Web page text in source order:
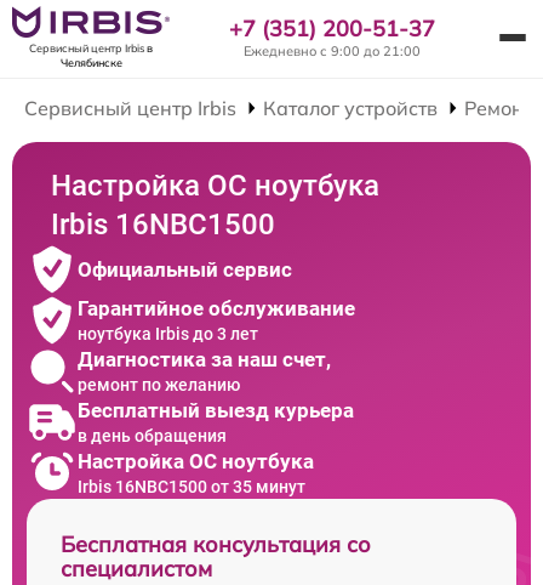
Сервисный центр Irbisв
Челябинске
+7 (351) 200-51-37
Ежедневно с 9:00 до 21:00
Сервисный центр Irbis Каталог устройств Ремонт
Настройка ОС ноутбука
Irbis 16NBC1500
Официальный сервис
Гарантийное обслуживание
ноутбука Irbis до 3 лет
Диагностика за наш счет,
ремонт по желанию
Бесплатный выезд курьера
в день обращения
Настройка ОС ноутбука
Irbis 16NBC1500 от 35 минут
Бесплатная консультация со
специалистом